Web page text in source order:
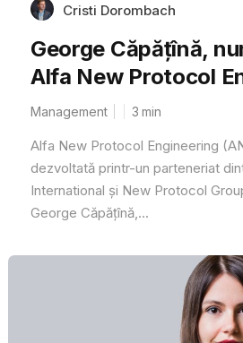
Cristi Dorombach
George Căpățînă,
Alfa New Protocol
Management 3 min
Alfa New Protocol Engineering
dezvoltată printr-un parteneriat
International și New Protocol
George Căpățînă,...